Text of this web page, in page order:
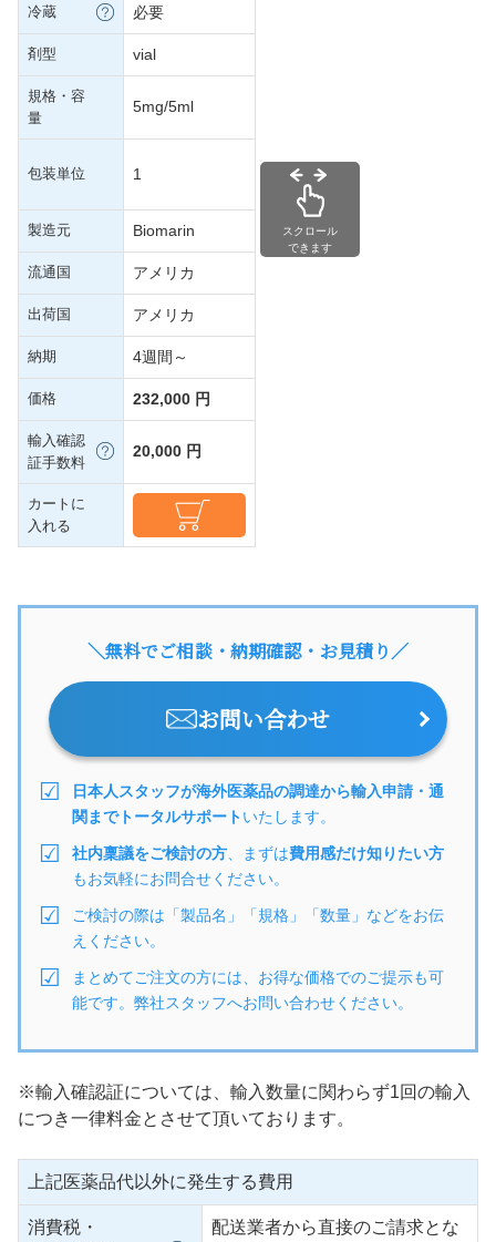
冷蔵 必要
剤型 vial
規格・容
量
5mg/5ml
包装単位 1
製造元 Biomarin
流通国 アメリカ
出荷国 アメリカ
納期 4週間～
価格 232,000 円
輸入確認
証手数料
20,000 円
カートに
入れる
スクロール
できます
＼無料でご相談・納期確認・お見積り／
お問い合わせ
日本人スタッフが海外医薬品の調達から輸入申請・通
関までトータルサポートいたします。
社内稟議をご検討の方 、まずは費用感だけ知りたい方
もお気軽にお問合せください。
ご検討の際は「製品名」「規格」「数量」などをお伝
えください。
まとめてご注文の方には、お得な価格でのご提示も可
能です。弊社スタッフへお問い合わせください。
※輸入確認証については、輸入数量に関わらず1回の輸入
につき一律料金とさせて頂いております。
上記医薬品代以外に発生する費用
消費税・
配送業者から直接のご請求とな